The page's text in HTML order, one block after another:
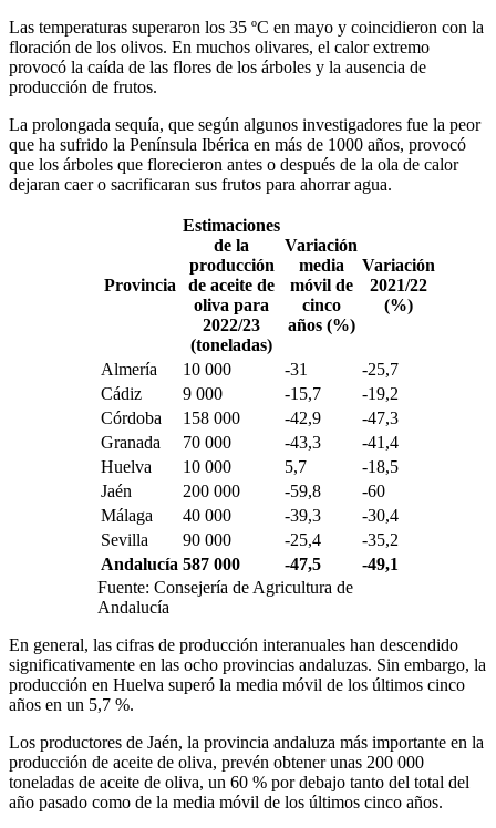
Las temperaturas superaron los 35 ºC en mayo y coincidieron con la
floración de los olivos. En muchos olivares, el calor extremo
provocó la caída de las flores de los árboles y la ausencia de
producción de frutos.
La prolongada sequía, que según algunos investigadores fue la peor
que ha sufrido la Península Ibérica en más de 1000 años, provocó
que los árboles que florecieron antes o después de la ola de calor
dejaran caer o sacrificaran sus frutos para ahorrar agua.
Provincia
Estimaciones
de la
producción
de aceite de
oliva para
2022/23
(toneladas)
Variación
media
móvil de
cinco
años (%)
Variación
2021/22
(%)
Almería 10 000 -31
-25,7
Cádiz
9 000 -15,7
-19,2
Córdoba
158 000 -42,9
-47,3
Granada
70 000 -43,3
-41,4
Huelva
10 000 5,7
-18,5
Jaén
200 000 -59,8
-60
Málaga
40 000 -39,3
-30,4
Sevilla
90 000 -25,4
-35,2
Andalucía 587 000 -47,5
-49,1
Fuente: Consejería de Agricultura de
Andalucía
En general, las cifras de producción interanuales han descendido
significativamente en las ocho provincias andaluzas. Sin embargo, la
producción en Huelva superó la media móvil de los últimos cinco
años en un 5,7 %.
Los productores de Jaén, la provincia andaluza más importante en la
producción de aceite de oliva, prevén obtener unas 200 000
toneladas de aceite de oliva, un 60 % por debajo tanto del total del
año pasado como de la media móvil de los últimos cinco años.